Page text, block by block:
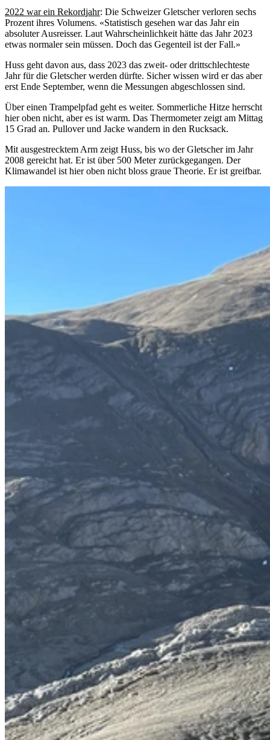
2022 war ein Rekordjahr: Die Schweizer Gletscher verloren sechs
Prozent ihres Volumens. «Statistisch gesehen war das Jahr ein
absoluter Ausreisser. Laut Wahrscheinlichkeit hätte das Jahr 2023
etwas normaler sein müssen. Doch das Gegenteil ist der Fall.»
Huss geht davon aus, dass 2023 das zweit- oder drittschlechteste
Jahr für die Gletscher werden dürfte. Sicher wissen wird er das aber
erst Ende September, wenn die Messungen abgeschlossen sind.
Über einen Trampelpfad geht es weiter. Sommerliche Hitze herrscht
hier oben nicht, aber es ist warm. Das Thermometer zeigt am Mittag
15 Grad an. Pullover und Jacke wandern in den Rucksack.
Mit ausgestrecktem Arm zeigt Huss, bis wo der Gletscher im Jahr
2008 gereicht hat. Er ist über 500 Meter zurückgegangen. Der
Klimawandel ist hier oben nicht bloss graue Theorie. Er ist greifbar.